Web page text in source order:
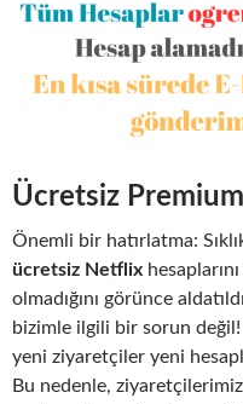
Ücretsiz
Önemli bir hatırlatma:
ücretsiz Netflix
olmadığını görünce
bizimle ilgili bir sorun değil!
yeni ziyaretçiler yeni
Bu nedenle,